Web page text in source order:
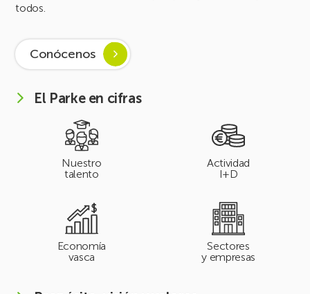
todos.
Conócenos
El Parke en cifras
Nuestro
talento
Actividad
I+D
Economía
vasca
Sectores
y empresas